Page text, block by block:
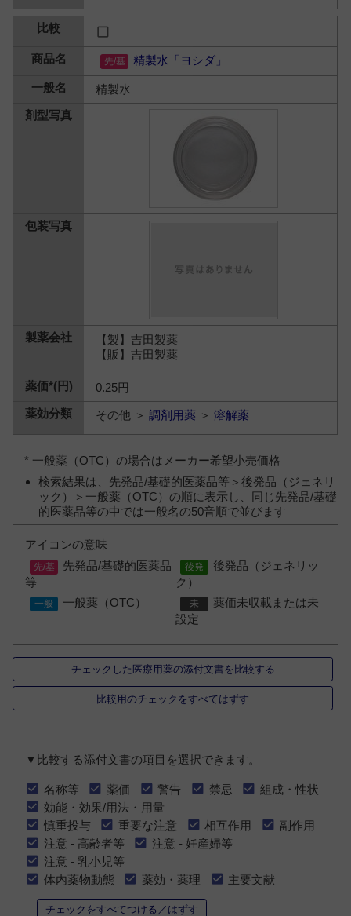
精製水「ヨシダ」
精製水
【製】吉田製薬
【販】吉田製薬
0.25円
その他 ＞調剤用薬 ＞溶解薬
* 一般薬（OTC）の場合はメーカー希望小売価格
検索結果は、先発品/基礎的医薬品等＞後発品（ジェネリ
ック）＞一般薬（OTC）の順に表示し、同じ先発品/基礎
的医薬品等の中では一般名の50音順で並びます
アイコンの意味
先発品/基礎的医薬品
等
後発品（ジェネリッ
ク）
一般薬（OTC）
薬価未収載または未
設定
チェックした医療用薬の添付文書を比較する
比較用のチェックをすべてはずす
▼比較する添付文書の項目を選択できます。
名称等 薬価 警告 禁忌
組成・性状
効能・効果/用法・用量
慎重投与
重要な注意 相互作用
副作用
注意 - 高齢者等
注意 - 妊産婦等
注意 - 乳小児等
体内薬物動態
薬効・薬理 主要文献
チェックをすべてつける／はずす